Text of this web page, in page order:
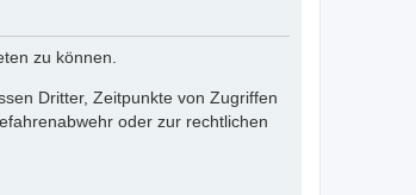
zu können.
Dritter, Zeitpunkte von Zugriffen
oder zur rechtlichen